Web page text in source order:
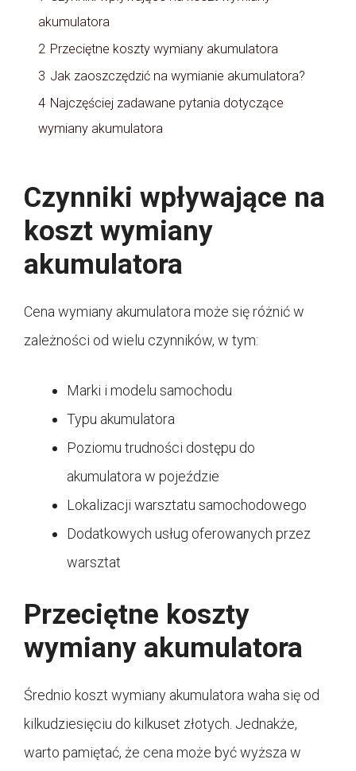
akumulatora
2 Przeciętne koszty wymiany akumulatora
3 Jak zaoszczędzić na wymianie akumulatora?
4 Najczęściej zadawane pytania dotyczące
wymiany akumulatora
Czynniki wpływające na
koszt wymiany
akumulatora
Cena wymiany akumulatora może się różnić w
zależności od wielu czynników, w tym:
Marki i modelu samochodu
Typu akumulatora
Poziomu trudności dostępu do
akumulatora w pojeździe
Lokalizacji warsztatu samochodowego
Dodatkowych usług oferowanych przez
warsztat
Przeciętne koszty
wymiany akumulatora
Średnio koszt wymiany akumulatora waha się od
kilkudziesięciu do kilkuset złotych. Jednakże,
warto pamiętać, że cena może być wyższa w